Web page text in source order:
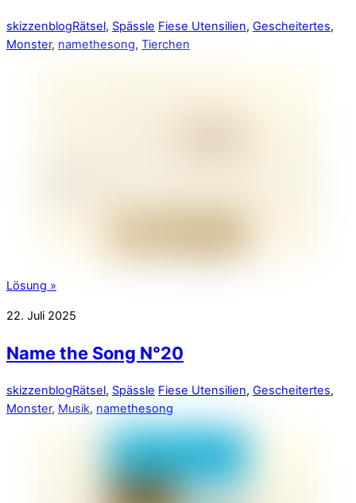
skizzenblogRätsel, Spässle Fiese Utensilien, Gescheitertes,
Monster, namethesong, Tierchen
Lösung »
22. Juli 2025
Name the Song N°20
skizzenblogRätsel, Spässle Fiese Utensilien, Gescheitertes,
Monster, Musik, namethesong